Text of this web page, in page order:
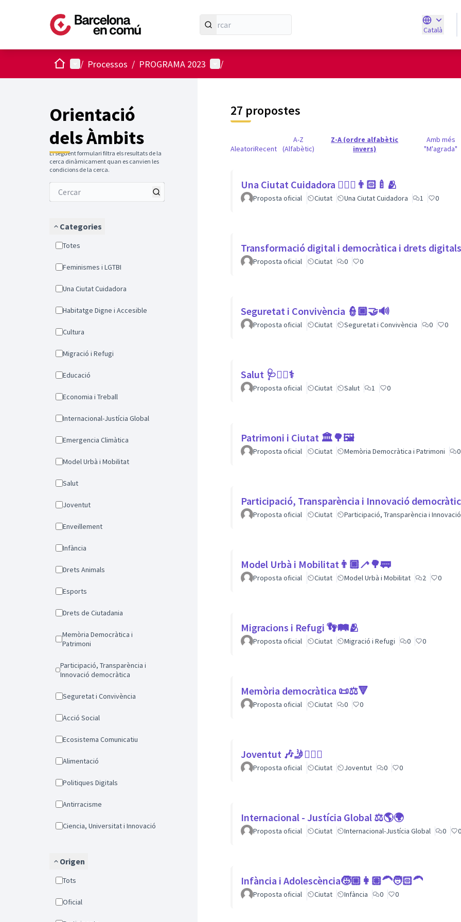
Català
Triar la
Inici Menú principal
/ Processos / PROGRAMA 2023 Menú d'usuari
/
Orientació
dels Àmbits
El següent formulari filtra els resultats de la
cerca dinàmicament quan es canvien les
condicions de la cerca.
Categories
Totes
Feminismes i LGTBI
Una Ciutat Cuidadora
Habitatge Digne i Accesible
Cultura
Migració i Refugi
Educació
Economia i Treball
Internacional-Justícia Global
Emergencia Climàtica
Model Urbà i Mobilitat
Salut
Joventut
Enveillement
Infància
Drets Animals
Esports
Drets de Ciutadania
Memòria Democràtica i
Patrimoni
Participació, Transparència i
Innovació democràtica
Seguretat i Convivència
Acció Social
Ecosistema Comunicatiu
Alimentació
Politiques Digitals
Antirracisme
Ciencia, Universitat i Innovació
Origen
Tots
Oficial
27 propostes
AleatoriRecent
A-Z
(Alfabètic)
Z-A (ordre alfabètic
invers)
Amb més
"M'agrada"
Una Ciutat Cuidadora 💆🏾‍♀️👨🏻‍🍼🫂
Proposta oficial Ciutat Una Ciutat Cuidadora 1 0
Transformació digital i democràtica i drets
Proposta oficial Ciutat 0 0
Seguretat i Convivència 👮🏿🤝🔊
Proposta oficial Ciutat Seguretat i Convivència 0 0
Salut 🩺👩‍⚕️⚕
Proposta oficial Ciutat Salut 1 0
Patrimoni i Ciutat 🏛🌳🖼
Proposta oficial Ciutat Memòria Democràtica i Patrimoni 0
Participació, Transparència i Innovació
Proposta oficial Ciutat Participació, Transparència i
Model Urbà i Mobilitat👨🏿‍🦯🌳🚃
Proposta oficial Ciutat Model Urbà i Mobilitat 2 0
Migracions i Refugi 👣🛤🫂
Proposta oficial Ciutat Migració i Refugi 0 0
Memòria democràtica 📜⚖️🔻
Proposta oficial Ciutat 0 0
Joventut 🎶🤳🙇🏽‍♀
Proposta oficial Ciutat Joventut 0 0
Internacional - Justícia Global ⚖️🌎🌍
Proposta oficial Ciutat Internacional-Justícia Global 0 0
Infància i Adolescència🧒🏼👩🏽‍🦱🧑🏻‍🦱
Proposta oficial Ciutat Infància 0 0